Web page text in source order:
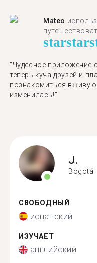
Mateo
starstar
"Чудесное приложение
теперь куча друзей и
познакомиться
изменилась!"
J.
Bogotá
СВОБОДНЫЙ
испанский
ИЗУЧАЕТ
английский